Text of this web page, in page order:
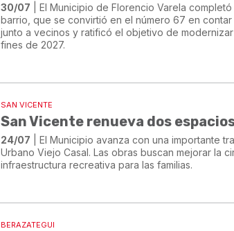
30/07 | El Municipio de Florencio Varela
barrio, que se convirtió en el número 67 en contar
junto a vecinos y ratificó el objetivo de
fines de 2027.
SAN VICENTE
San Vicente renueva dos
24/07 | El Municipio avanza con una importante
Urbano Viejo Casal. Las obras buscan mejorar la
infraestructura recreativa para las familias.
BERAZATEGUI